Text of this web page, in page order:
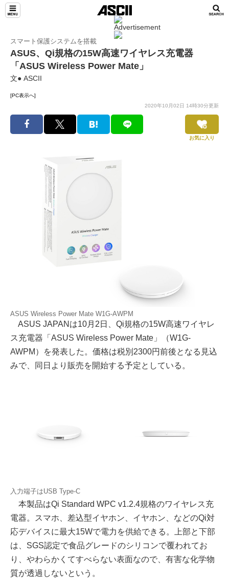
スマート保護システムを搭載
ASUS、Qi規格の15W高速ワイヤレス充電器
「ASUS Wireless Power Mate」
文● ASCII
[PC表示へ]
2020年10月02日 14時30分更新
お気に入り
ASUS Wireless Power Mate W1G-AWPM
ASUS JAPANは10月2日、Qi規格の15W高速ワイヤレ
ス充電器「ASUS Wireless Power Mate」（W1G-
AWPM）を発表した。価格は税別2300円前後となる見込
みで、同日より販売を開始する予定としている。
入力端子はUSB Type-C
本製品はQi Standard WPC v1.2.4規格のワイヤレス充
電器。スマホ、差込型イヤホン、イヤホン、などのQi対
応デバイスに最大15Wで電力を供給できる。上部と下部
は、SGS認定で食品グレードのシリコンで覆われてお
り、やわらかくてすべらない表面なので、有害な化学物
質が透過しないという。